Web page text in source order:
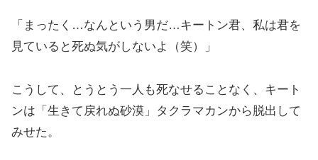
「まったく…なんという男だ…キートン君、私は君を
見ていると死ぬ気がしないよ（笑）」
こうして、とうとう一人も死なせることなく、キート
ンは「生きて戻れぬ砂漠」タクラマカンから脱出して
みせた。